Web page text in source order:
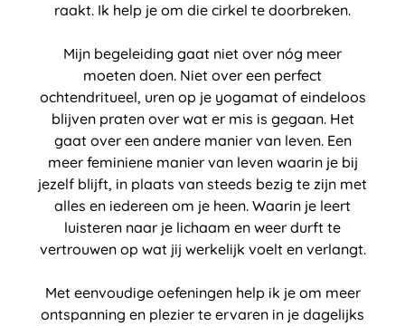
raakt. Ik help je om die cirkel te doorbreken.
Mijn begeleiding gaat niet over nóg meer
moeten doen. Niet over een perfect
ochtendritueel, uren op je yogamat of eindeloos
blijven praten over wat er mis is gegaan. Het
gaat over een andere manier van leven. Een
meer feminiene manier van leven waarin je bij
jezelf blijft, in plaats van steeds bezig te zijn met
alles en iedereen om je heen. Waarin je leert
luisteren naar je lichaam en weer durft te
vertrouwen op wat jij werkelijk voelt en verlangt.
Met eenvoudige oefeningen help ik je om meer
ontspanning en plezier te ervaren in je dagelijks